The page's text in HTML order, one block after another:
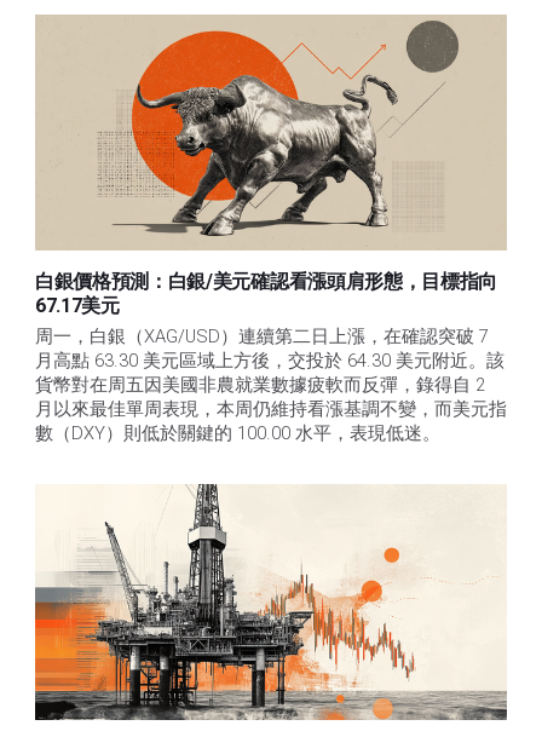
白銀價格預測：白銀/美元確認看漲頭肩形態，目標指向
67.17美元
周一，白銀（XAG/USD）連續第二日上漲，在確認突破 7
月高點 63.30 美元區域上方後，交投於 64.30 美元附近。該
貨幣對在周五因美國非農就業數據疲軟而反彈，錄得自 2
月以來最佳單周表現，本周仍維持看漲基調不變，而美元指
數（DXY）則低於關鍵的 100.00 水平，表現低迷。